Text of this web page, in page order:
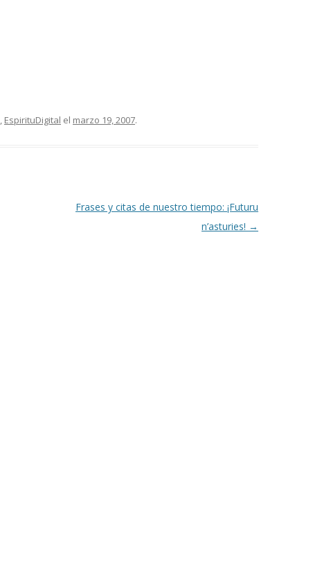
, EspirituDigital el marzo 19, 2007.
Frases y citas de nuestro tiempo: ¡Futuru
n’asturies! →